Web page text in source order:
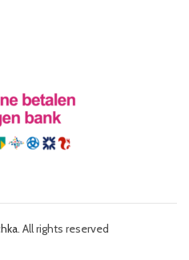
. All rights reserved